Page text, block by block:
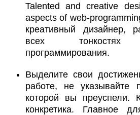
Talented and creative
aspects of web-
креативный дизайнер,
всех тонкостях
программирования.
Выделите свои
работе, не указывайте
которой вы преуспели.
конкретика. Главное